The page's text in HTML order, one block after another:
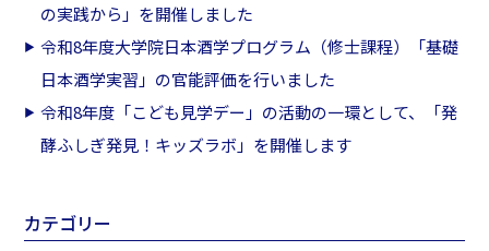
の実践から」を開催しました
令和8年度大学院日本酒学プログラム（修士課程）「基礎
日本酒学実習」の官能評価を行いました
令和8年度「こども見学デー」の活動の一環として、「発
酵ふしぎ発見！キッズラボ」を開催します
カテゴリー